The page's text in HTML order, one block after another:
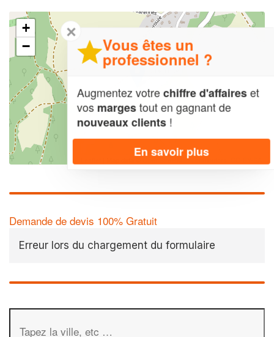
+
−
OpenStreetMap contributors,
Demande de devis 100% Gratuit
Erreur lors du chargement du formulaire
✕
Vous êtes un
professionnel ?
Augmentez votrechiffre d'affaireset
vosmargestout en gagnant de
nouveaux clients!
En savoir plus